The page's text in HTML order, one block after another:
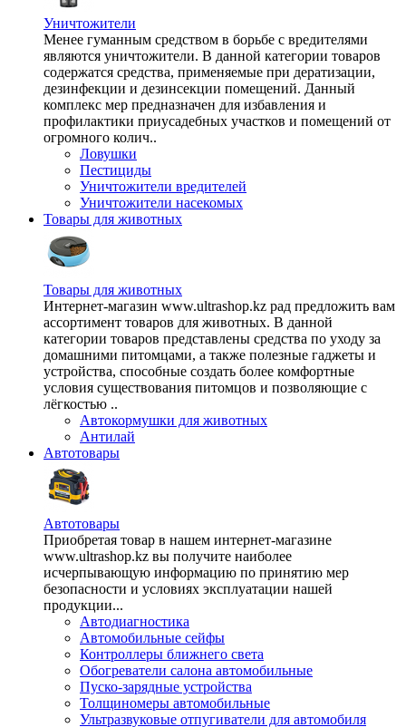
Уничтожители
Менее гуманным средством в борьбе с вредителями
являются уничтожители. В данной категории товаров
содержатся средства, применяемые при дератизации,
дезинфекции и дезинсекции помещений. Данный
комплекс мер предназначен для избавления и
профилактики приусадебных участков и помещений от
огромного колич..
Ловушки
Пестициды
Уничтожители вредителей
Уничтожители насекомых
Товары для животных
Товары для животных
Интернет-магазин www.ultrashop.kz рад предложить вам
ассортимент товаров для животных. В данной
категории товаров представлены средства по уходу за
домашними питомцами, а также полезные гаджеты и
устройства, способные создать более комфортные
условия существования питомцов и позволяющие с
лёгкостью ..
Автокормушки для животных
Антилай
Автотовары
Автотовары
Приобретая товар в нашем интернет-магазине
www.ultrashop.kz вы получите наиболее
исчерпывающую информацию по принятию мер
безопасности и условиях эксплуатации нашей
продукции...
Автодиагностика
Автомобильные сейфы
Контроллеры ближнего света
Обогреватели салона автомобильные
Пуско-зарядные устройства
Толщиномеры автомобильные
Ультразвуковые отпугиватели для автомобиля